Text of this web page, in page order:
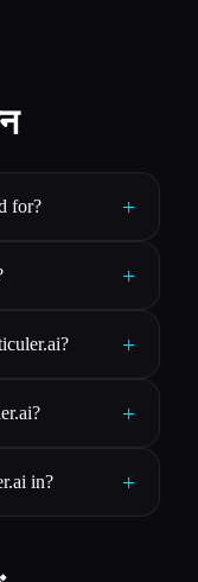
for? +
+
+
+
in? +